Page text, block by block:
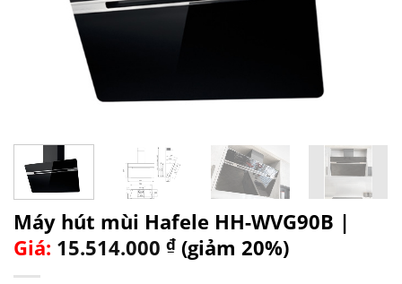
Máy hút mùi Hafele HH-WVG90B |
Giá: 15.514.000 ₫ (giảm 20%)